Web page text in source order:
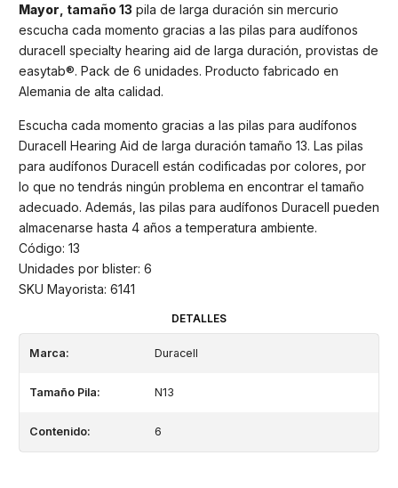
Mayor , tamaño 13 pila de larga duración sin mercurio
escucha cada momento gracias a las pilas para audífonos
duracell specialty hearing aid de larga duración, provistas de
easytab®. Pack de 6 unidades. Producto fabricado en
Alemania de alta calidad.
Escucha cada momento gracias a las pilas para audífonos
Duracell Hearing Aid de larga duración tamaño 13. Las pilas
para audífonos Duracell están codificadas por colores, por
lo que no tendrás ningún problema en encontrar el tamaño
adecuado. Además, las pilas para audífonos Duracell pueden
almacenarse hasta 4 años a temperatura ambiente.
Código: 13
Unidades por blister: 6
SKU Mayorista: 6141
DETALLES
Marca: Duracell
Tamaño Pila: N13
Contenido: 6